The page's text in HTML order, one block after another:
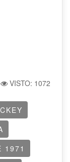
VISTO: 1072
1971